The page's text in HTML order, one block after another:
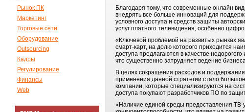
Рынок ПК
Маркетинг
Торговые сети
Оборудование
Outsourcing
Кадры
Регулирование
Финансы
Web
Благодаря тому, что современные онлайн
внедрять все больше инноваций для
условного доступа и средств защиты
услуг платного телевидения, особенно
«Ключевой проблемой на развитых рынках
смарт-карт, на долю которого приходится
доступа предлагаются в качестве
что существенно затрудняет ведение
В целях сокращения расходов и
применения данной стратегии стало
компании, которые специализируются на
доступа покупают разработчиков ПО по
«Наличие единой среды предоставления ТВ-